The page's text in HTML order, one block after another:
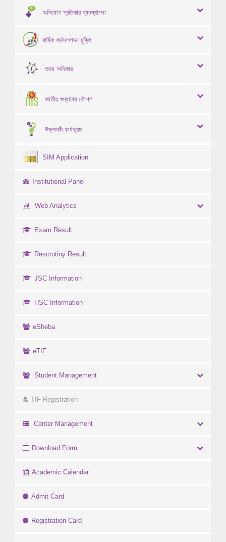
অভিযোগ প্রতিকার ব্যবস্থাপনা
বার্ষিক কর্মসম্পাদন চুক্তি
তথ্য অধিকার
জাতীয় শুদ্ধাচার কৌশল
উদ্ভাবনী কার্যক্রম
SIM Application
Institutional Panel
Web Analytics
Exam Result
Rescrutiny Result
JSC Information
HSC Information
eSheba
eTIF
Student Management
TIF Registration
Center Management
Download Form
Academic Calendar
Admit Card
Registration Card